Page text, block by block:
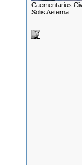
Сaementarius
Solis Aeterna